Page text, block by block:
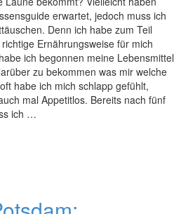
erwartet, jedoch muss ich
Denn ich habe zum Teil
Ernährungsweise für mich
ich begonnen meine Lebensmittel
zu bekommen was mir welche
habe ich mich schlapp gefühlt,
mal Appetitlos. Bereits nach fünf
ich …